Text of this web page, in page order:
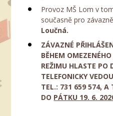
Provoz MŠ Lom v
současně pro
Loučná.
ZÁVAZNÉ
BĚHEM
REŽIMU HLASTE PO
TELEFONICKY
TEL.: 731 659 574, A
DO PÁTKU 19. 6.